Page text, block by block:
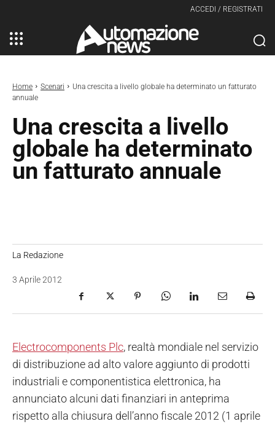
ACCEDI / REGISTRATI
Home Scenari
Una crescita a livello globale ha determinato un fatturato
annuale
Una crescita a livello
globale ha determinato
un fatturato annuale
La Redazione
3 Aprile 2012
Electrocomponents Plc, realtà mondiale nel servizio
di distribuzione ad alto valore aggiunto di prodotti
industriali e componentistica elettronica, ha
annunciato alcuni dati finanziari in anteprima
rispetto alla chiusura dell’anno fiscale 2012 (1 aprile